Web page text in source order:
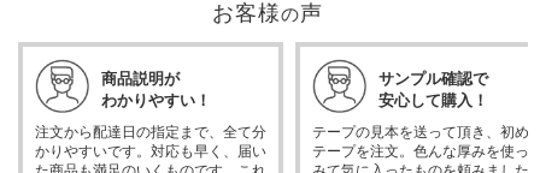
お客様の声
商品説明が
わかりやすい！
注文から配達日の指定まで、全て分
かりやすいです。対応も早く、届い
サンプル確認で
安心して購入！
テープの見本を送って頂き、初め
テープを注文。色んな厚みを使っ